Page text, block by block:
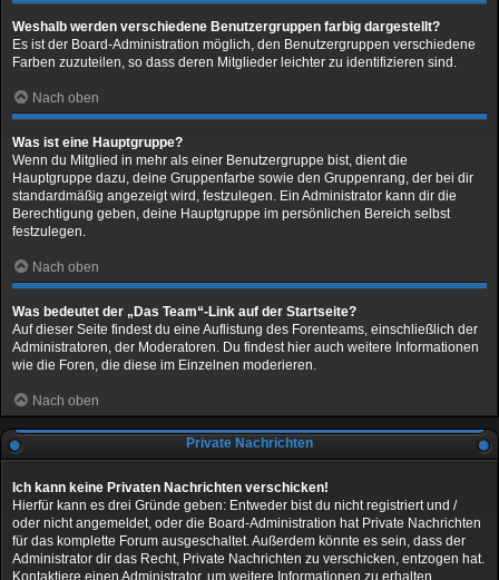
Weshalb werden verschiedene Benutzergruppen farbig dargestellt?
Es ist der Board-Administration möglich, den Benutzergruppen verschiedene
Farben zuzuteilen, so dass deren Mitglieder leichter zu identifizieren sind.
Nach oben
Was ist eine Hauptgruppe?
Wenn du Mitglied in mehr als einer Benutzergruppe bist, dient die
Hauptgruppe dazu, deine Gruppenfarbe sowie den Gruppenrang, der bei dir
standardmäßig angezeigt wird, festzulegen. Ein Administrator kann dir die
Berechtigung geben, deine Hauptgruppe im persönlichen Bereich selbst
festzulegen.
Nach oben
Was bedeutet der „Das Team“-Link auf der Startseite?
Auf dieser Seite findest du eine Auflistung des Forenteams, einschließlich der
Administratoren, der Moderatoren. Du findest hier auch weitere Informationen
wie die Foren, die diese im Einzelnen moderieren.
Nach oben
Private Nachrichten
Ich kann keine Privaten Nachrichten verschicken!
Hierfür kann es drei Gründe geben: Entweder bist du nicht registriert und /
oder nicht angemeldet, oder die Board-Administration hat Private Nachrichten
für das komplette Forum ausgeschaltet. Außerdem könnte es sein, dass der
Administrator dir das Recht, Private Nachrichten zu verschicken, entzogen hat.
Kontaktiere einen Administrator, um weitere Informationen zu erhalten.